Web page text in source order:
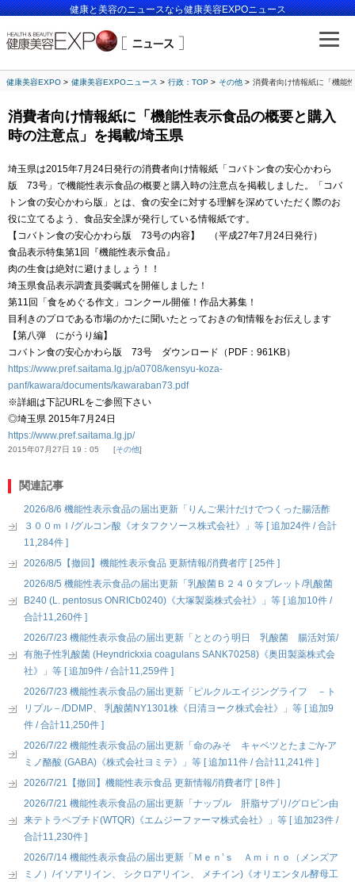
健康と美容のニュースなら健康美容EXPOニュース
健康美容EXPO 健康美容EXPOニュース 行政：TOP その他 消費者向け情報紙に「機能
消費者向け情報紙に「機能性表示食品の概要と購入
時の注意点」を掲載/埼玉県
埼玉県は2015年7月24日発行の消費者向け情報紙「コバトン食の安心かわら
版 73号」で機能性表示食品の概要と購入時の注意点を掲載しました。「コバ
トン食の安心かわら版」とは、食の安全に対する理解を深めていただく際のお
役に立てるよう、食品安全課が発行している情報紙です。
【コバトン食の安心かわら版 73号の内容】 （平成27年7月24日発行）
食品表示特集第1回『機能性表示食品』
肉の生食は絶対に避けましょう！！
埼玉県食品表示調査員委嘱式を開催しました！
第11回「食をめぐる作文」コンクール開催！作品大募集！
目利きのプロである市場のかたに聞いたとっておきの旬情報をお伝えします
【第八弾 にがうり編】
コバトン食の安心かわら版 73号 ダウンロード（PDF：961KB）
https://www.pref.saitama.lg.jp/a0708/kensyu-koza-
panf/kawara/documents/kawaraban73.pdf
※詳細は下記URLをご参照下さい
◎埼玉県 2015年7月24日
https://www.pref.saitama.lg.jp/
2015年07月27日 19：05 その他
関連記事
2026/8/6 機能性表示食品の届出更新「りんご果汁だけでつくった腸活酢
３００ｍｌ/グルコン酸《オタフクソース株式会社》」等 [ 追加24件 / 合計
11,284件 ]
2026/8/5【撤回】機能性表示食品 更新情報/消費者庁 [ 25件 ]
2026/8/5 機能性表示食品の届出更新「乳酸菌Ｂ２４０タブレット/乳酸菌
B240 (L. pentosus ONRICb0240)《大塚製薬株式会社》」等 [ 追加10件 /
合計11,260件 ]
2026/7/23 機能性表示食品の届出更新「ととのう明日 乳酸菌 腸活対策/
有胞子性乳酸菌 (Heyndrickxia coagulans SANK70258)《奥田製薬株式会
社》」等 [ 追加9件 / 合計11,259件 ]
2026/7/23 機能性表示食品の届出更新「ピルクルエイジングライフ －ト
リプル－/DDMP、 乳酸菌NY1301株《日清ヨーク株式会社》」等 [ 追加9
件 / 合計11,250件 ]
2026/7/22 機能性表示食品の届出更新「命のみそ キャベツとたまご/γ-ア
ミノ酪酸 (GABA)《株式会社ヨミテ》」等 [ 追加11件 / 合計11,241件 ]
2026/7/21【撤回】機能性表示食品 更新情報/消費者庁 [ 8件 ]
2026/7/21 機能性表示食品の届出更新「ナップル 肝脂サプリ/グロビン由
来テトラペプチド(WTQR)《エムジーファーマ株式会社》」等 [ 追加23件 /
合計11,230件 ]
2026/7/14 機能性表示食品の届出更新「Ｍｅｎ’ｓ Ａｍｉｎｏ（メンズア
ミノ）/イソアリイン、 シクロアリイン、 メチイン)《オリエンタル酵母工